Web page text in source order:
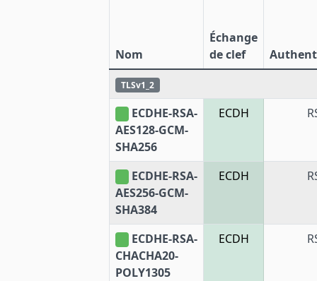
Nom
Échange
de clef
TLSv1_2
ECDHE-RSA-
AES128-GCM-
SHA256
ECDH
ECDHE-RSA-
AES256-GCM-
SHA384
ECDH
ECDHE-RSA-
CHACHA20-
POLY1305
ECDH